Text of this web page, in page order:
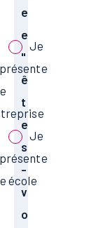
e
e
"
ê
t
e
s
-
v
o
Je
Je
école